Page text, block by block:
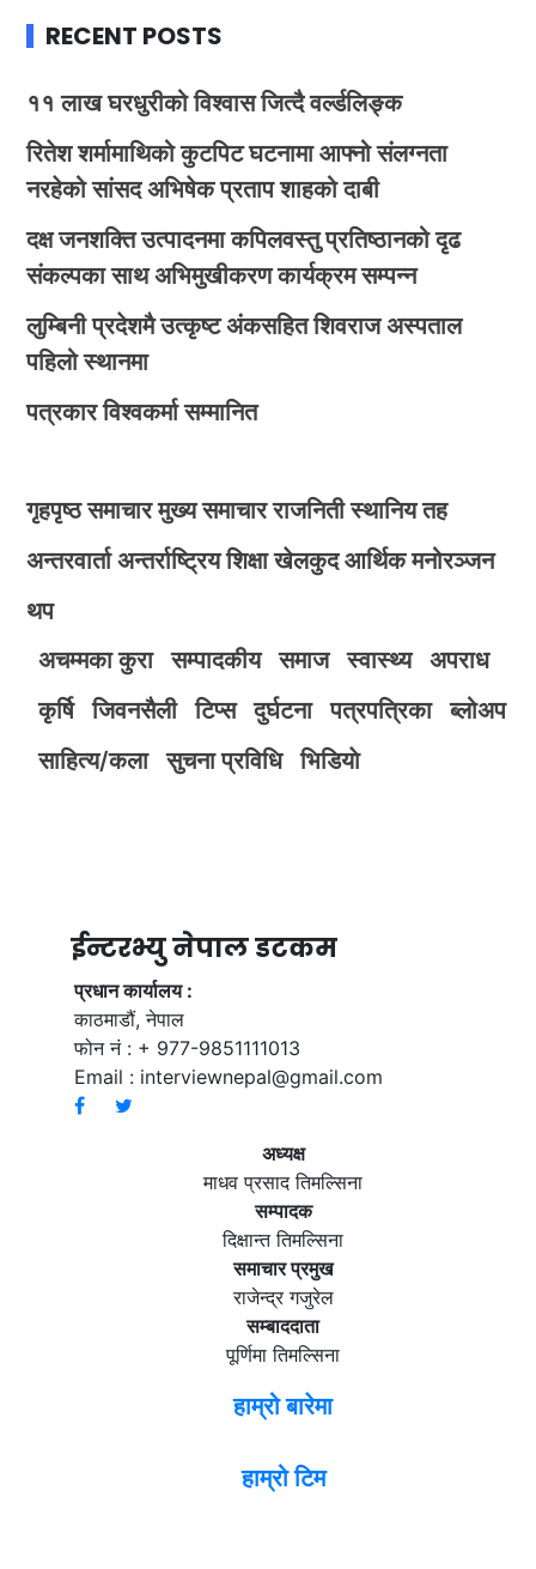
RECENT POSTS
११ लाख घरधुरीको विश्वास जित्दै वर्ल्डलिङ्क
रितेश शर्मामाथिको कुटपिट घटनामा आफ्नो संलग्नता
नरहेको सांसद अभिषेक प्रताप शाहको दाबी
दक्ष जनशक्ति उत्पादनमा कपिलवस्तु प्रतिष्ठानको दृढ
संकल्पका साथ अभिमुखीकरण कार्यक्रम सम्पन्न
लुम्बिनी प्रदेशमै उत्कृष्ट अंकसहित शिवराज अस्पताल
पहिलो स्थानमा
पत्रकार विश्वकर्मा सम्मानित
गृहपृष्ठ समाचार मुख्य समाचार राजनिती स्थानिय तह
अन्तरवार्ता अन्तर्राष्ट्रिय शिक्षा खेलकुद आर्थिक मनोरञ्जन
थप
अचम्मका कुरा
सम्पादकीय समाज स्वास्थ्य
अपराध
कृर्षि
जिवनसैली टिप्स दुर्घटना पत्रपत्रिका
ब्लोअप
साहित्य/कला
सुचना प्रविधि भिडियाे
ईन्टरभ्यु नेपाल डटकम
प्रधान कार्यालय :
काठमाडौं, नेपाल
फोन नं : + 977-9851111013
Email : interviewnepal@gmail.com
अध्यक्ष
माधव प्रसाद तिमल्सिना
सम्पादक
दिक्षान्त तिमल्सिना
समाचार प्रमुख
राजेन्द्र गजुरेल
सम्बाददाता
पूर्णिमा तिमल्सिना
हाम्रो बारेमा
हाम्रो टिम